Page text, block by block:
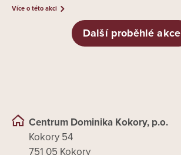
Více o této akci
Další proběhlé akce
Centrum Dominika Kokory, p.o.
Kokory 54
751 05 Kokory